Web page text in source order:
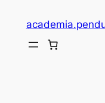
contenido